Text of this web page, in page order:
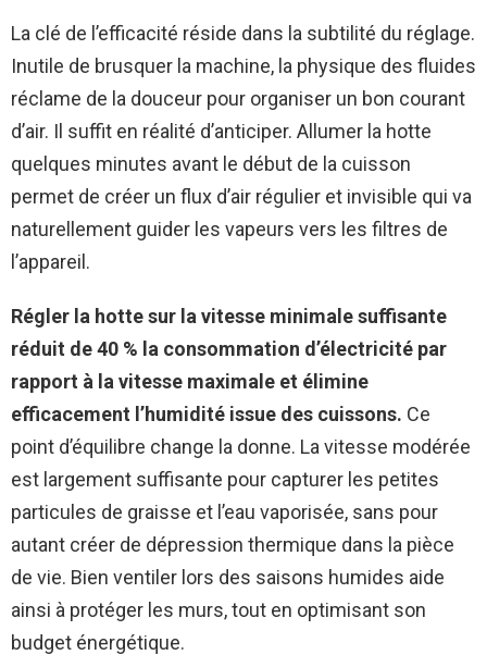
La clé de l’efficacité réside dans la subtilité du réglage.
Inutile de brusquer la machine, la physique des fluides
réclame de la douceur pour organiser un bon courant
d’air. Il suffit en réalité d’anticiper. Allumer la hotte
quelques minutes avant le début de la cuisson
permet de créer un flux d’air régulier et invisible qui va
naturellement guider les vapeurs vers les filtres de
l’appareil.
Régler la hotte sur la vitesse minimale suffisante
réduit de 40 % la consommation d’électricité par
rapport à la vitesse maximale et élimine
efficacement l’humidité issue des cuissons. Ce
point d’équilibre change la donne. La vitesse modérée
est largement suffisante pour capturer les petites
particules de graisse et l’eau vaporisée, sans pour
autant créer de dépression thermique dans la pièce
de vie. Bien ventiler lors des saisons humides aide
ainsi à protéger les murs, tout en optimisant son
budget énergétique.